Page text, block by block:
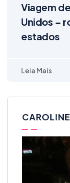
Viagem
Unidos –
estados
Leia Mais
CAROLINE